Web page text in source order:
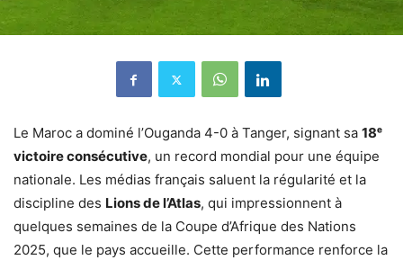
Le Maroc a dominé l’Ouganda 4-0 à Tanger, signant sa 18ᵉ
victoire consécutive, un record mondial pour une équipe
nationale. Les médias français saluent la régularité et la
discipline des Lions de l’Atlas, qui impressionnent à
quelques semaines de la Coupe d’Afrique des Nations
2025, que le pays accueille. Cette performance renforce la